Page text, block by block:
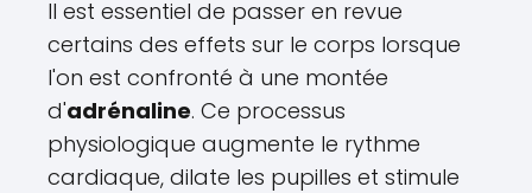
Il est essentiel de passer en revue
certains des effets sur le corps lorsque
l'on est confronté à une montée
d'adrénaline. Ce processus
physiologique augmente le rythme
cardiaque, dilate les pupilles et stimule